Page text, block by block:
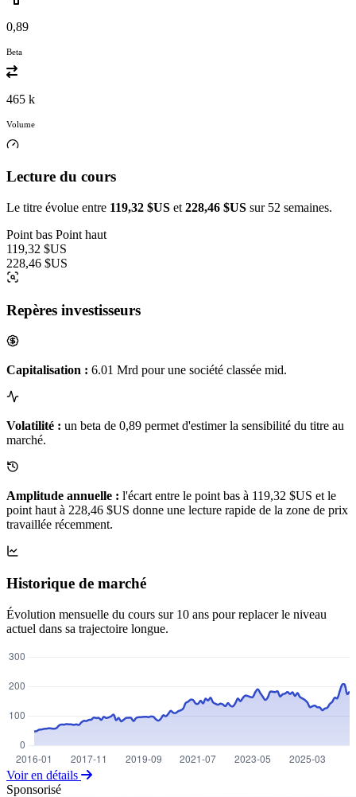
0,89
Beta
465 k
Volume
Lecture du cours
Le titre évolue entre 119,32 $US et 228,46 $US sur 52 semaines.
Point bas Point haut
119,32 $US
228,46 $US
Repères investisseurs
Capitalisation : 6.01 Mrd pour une société classée mid.
Volatilité : un beta de 0,89 permet d'estimer la sensibilité du titre au
marché.
Amplitude annuelle : l'écart entre le point bas à 119,32 $US et le
point haut à 228,46 $US donne une lecture rapide de la zone de prix
travaillée récemment.
Historique de marché
Évolution mensuelle du cours sur 10 ans pour replacer le niveau
actuel dans sa trajectoire longue.
Voir en détails
Sponsorisé